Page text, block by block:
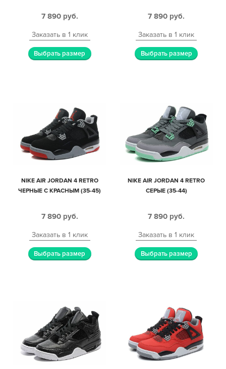
7 890 руб.
Заказать в 1 клик
Выбрать размер
7 890 руб.
Заказать в 1 клик
Выбрать размер
NIKE AIR JORDAN 4 RETRO
ЧЕРНЫЕ С КРАСНЫМ (35-45)
7 890 руб.
Заказать в 1 клик
Выбрать размер
NIKE AIR JORDAN 4 RETRO
СЕРЫЕ (35-44)
7 890 руб.
Заказать в 1 клик
Выбрать размер